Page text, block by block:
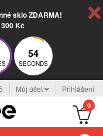
sklo ZDARMA!
Kč
53
SECONDS
Můj účet Přihlášení
0